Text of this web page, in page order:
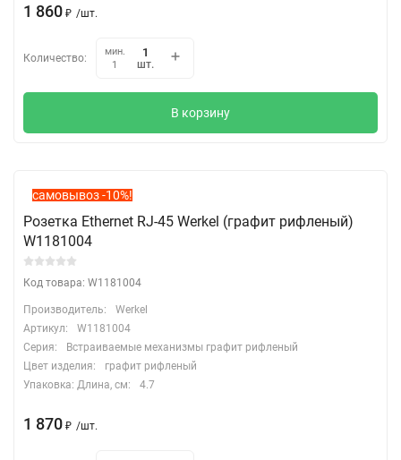
1 860 ₽ /шт.
Количество:
мин.
1
шт.
В корзину
самовывоз -10%!
Розетка Ethernet RJ-45 Werkel (графит рифленый)
W1181004
Код товара: W1181004
Производитель:
Werkel
Артикул:
W1181004
Серия:
Встраиваемые механизмы графит рифленый
Цвет изделия:
графит рифленый
Упаковка: Длина, cм:
4.7
1 870 ₽ /шт.